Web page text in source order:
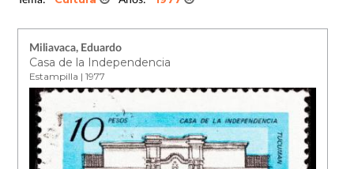
Miliavaca, Eduardo
Casa de la Independencia
Estampilla | 1977